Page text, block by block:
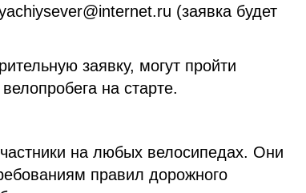
(заявка будет
заявку, могут пройти
на старте.
на любых велосипедах. Они
правил дорожного